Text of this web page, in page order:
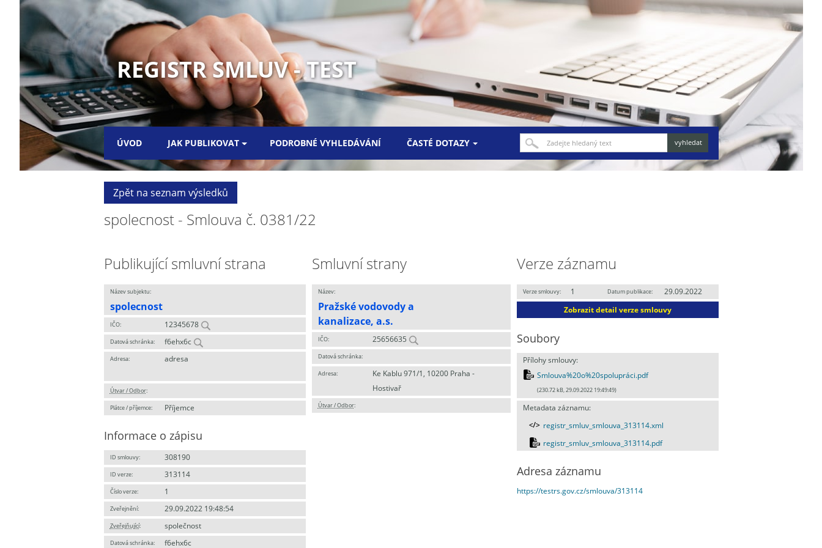
REGISTR SMLUV - TEST
ÚVOD JAK PUBLIKOVAT PODROBNÉ VYHLEDÁVÁNÍ ČASTÉ DOTAZY
Zpět na seznam výsledků
spolecnost - Smlouva č. 0381/22
Publikující smluvní strana
Název subjektu:
spolecnost
IČO: 12345678
Datová schránka: f6ehx6c
Adresa: adresa
Útvar / Odbor:
Plátce / příjemce: Příjemce
Informace o zápisu
ID smlouvy: 308190
ID verze: 313114
Číslo verze: 1
Zveřejnění: 29.09.2022 19:48:54
Zveřejňující: společnost
Datová schránka: f6ehx6c
Smluvní strany
Název:
Pražské vodovody a
kanalizace, a.s.
IČO: 25656635
Datová schránka:
Adresa:
Ke Kablu 971/1, 10200 Praha -
Hostivař
Útvar / Odbor:
Verze záznamu
Verze smlouvy: 1 Datum publikace:
29.09.2022
Zobrazit detail verze smlouvy
Soubory
Přílohy smlouvy:
Smlouva%20o%20spolupráci.pdf
(230.72 kB, 29.09.2022 19:49:49)
Metadata záznamu:
registr_smluv_smlouva_313114.xml
registr_smluv_smlouva_313114.pdf
Adresa záznamu
https://testrs.gov.cz/smlouva/313114